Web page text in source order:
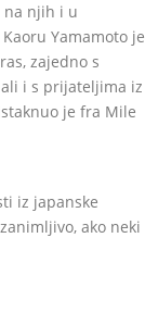
na njih i u
Yamamoto je
zajedno s
i s prijateljima iz
je fra Mile
iz japanske
ako neki